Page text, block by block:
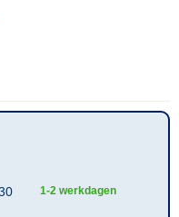
1-2 werkdagen